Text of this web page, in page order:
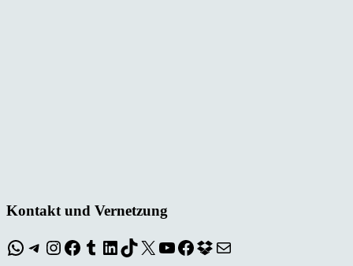
Kontakt und Vernetzung
WhatsApp
Telegram
Instagram
Facebook
Tumblr
LinkedIn
TikTok
X YouTube
Facebook
Dropbox
E-Mail